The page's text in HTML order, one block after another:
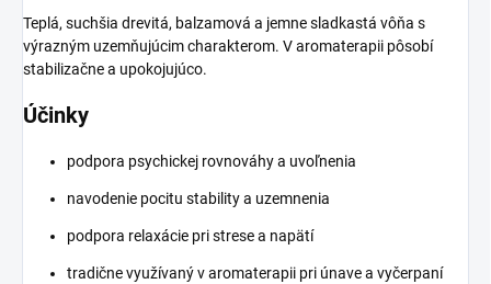
Teplá, suchšia drevitá, balzamová a jemne sladkastá vôňa s
výrazným uzemňujúcim charakterom. V aromaterapii pôsobí
stabilizačne a upokojujúco.
Účinky
podpora psychickej rovnováhy a uvoľnenia
navodenie pocitu stability a uzemnenia
podpora relaxácie pri strese a napätí
tradične využívaný v aromaterapii pri únave a vyčerpaní